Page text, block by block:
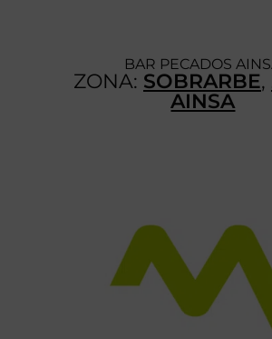
BAR PECADOS
ZONA: SOBRARBE,
AINSA